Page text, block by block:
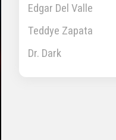
Edgar Del Valle
Teddye Zapata
Dr. Dark